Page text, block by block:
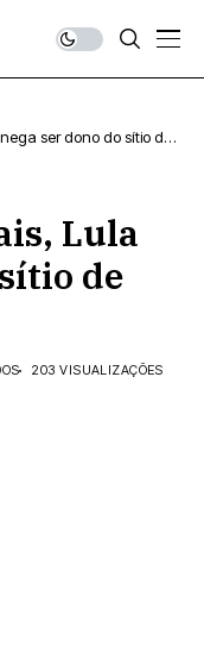
ser dono do sítio de
Lula
de
203 VISUALIZAÇÕES